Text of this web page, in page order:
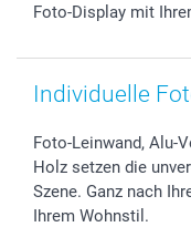
smartgarantie
Foto-Display mit
Individuelle
Foto-Leinwand, Alu-
Holz setzen die
Szene. Ganz nach
Ihrem Wohnstil.